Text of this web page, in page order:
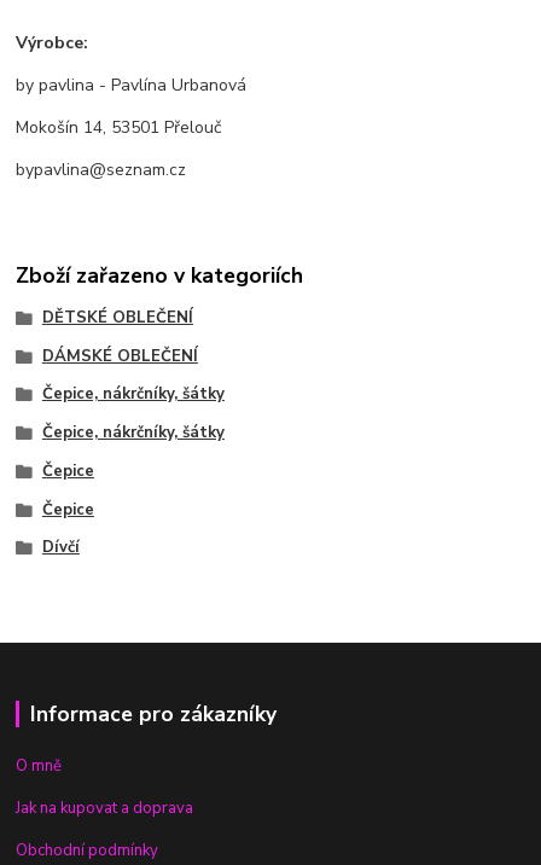
Výrobce:
by pavlina - Pavlína Urbanová
Mokošín 14, 53501 Přelouč
bypavlina@seznam.cz
Zboží zařazeno v kategoriích
DĚTSKÉ OBLEČENÍ
DÁMSKÉ OBLEČENÍ
Čepice, nákrčníky, šátky
Čepice, nákrčníky, šátky
Čepice
Čepice
Dívčí
Informace pro zákazníky
O mně
Jak na kupovat a doprava
Obchodní podmínky